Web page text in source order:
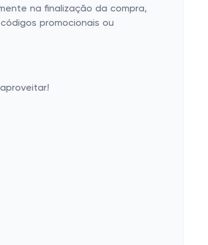
na finalização da compra,
promocionais ou